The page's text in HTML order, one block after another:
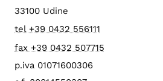
33100 Udine
tel +39 0432 556111
fax +39 0432 507715
p.iva 01071600306